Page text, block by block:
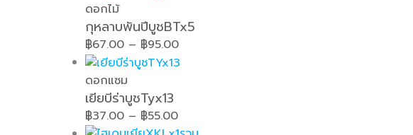
ดอกไม้
กุหลาบพันปีบูชBTx5
฿67.00 – ฿95.00
ดอกแซม
เยียบีร่าบูชTyx13
฿37.00 – ฿55.00